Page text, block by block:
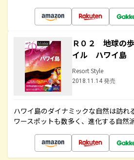
Ｒ０２ 地球の
イル ハワイ島
Resort Style
2018.11.14 発売
ハワイ島のダイナミックな自然は訪れ
ワースポットも数多く、進化する自然